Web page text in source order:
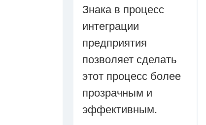
Знака в процесс
интеграции
предприятия
позволяет сделать
этот процесс более
прозрачным и
эффективным.